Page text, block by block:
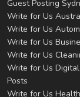
Guest Posting
Write for Us
Write for Us
Write for Us
Write for Us
Write for Us
Posts
Write for Us